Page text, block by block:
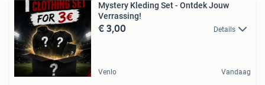
Mystery Kleding Set - Ontdek Jouw
Verrassing!
€ 3,00 Details
Venlo Vandaag